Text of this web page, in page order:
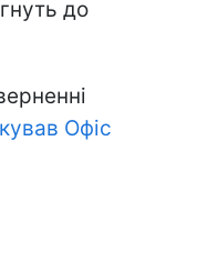
до
Офіс